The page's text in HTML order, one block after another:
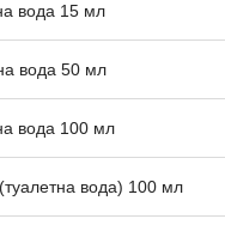
вода 15 мл
вода 50 мл
вода 100 мл
вода) 100 мл